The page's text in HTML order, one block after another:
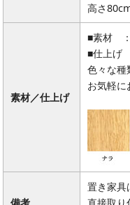
高さ
素材／仕上げ
■素材
■仕上げ
色々な種
お気軽に
置き家具